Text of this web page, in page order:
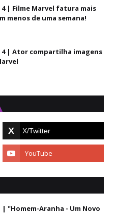
4 | Filme Marvel fatura mais
menos de uma semana!
4 | Ator compartilha imagens
| "Homem-Aranha - Um Novo